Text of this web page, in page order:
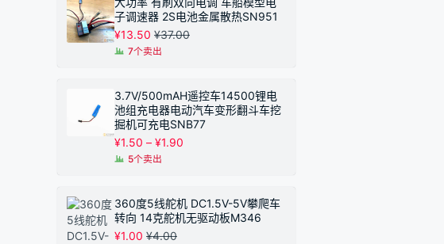
子调速器 2S电池金属散热SN951
¥13.50 ¥37.00
7个卖出
3.7V/500mAH遥控车14500锂电
池组充电器电动汽车变形翻斗车挖
掘机可充电SNB77
¥1.50 – ¥1.90
¥1.50
至
¥1.90
5个卖出
360度5线舵机 DC1.5V-5V攀爬车
转向 14克舵机无驱动板M346
¥1.00 ¥4.00